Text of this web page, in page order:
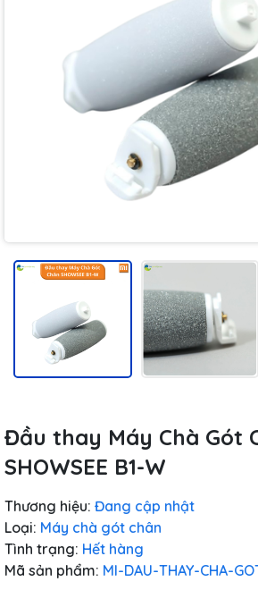
Đầu thay Máy Chà Gót
SHOWSEE B1-W
Thương hiệu: Đang cập nhật
Loại: Máy chà gót chân
Tình trạng: Hết hàng
Mã sản phẩm: MI-DAU-THAY-CHA-